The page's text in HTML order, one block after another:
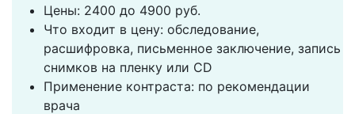
Цены: 2400 до 4900 руб.
Что входит в цену: обследование,
расшифровка, письменное заключение, запись
снимков на пленку или CD
Применение контраста: по рекомендации
врача